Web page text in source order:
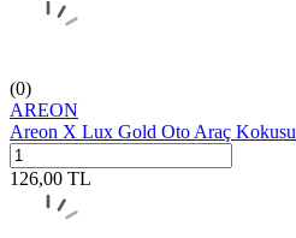
(0)
AREON
Areon X Lux Gold Oto Araç Kokusu
126,00 TL